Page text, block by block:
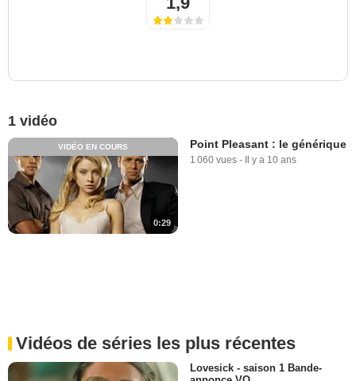
1 vidéo
0:29
VIDÉO EN COURS Point Pleasant : le générique
1 060 vues - Il y a 10 ans
Vidéos de séries les plus récentes
Lovesick - saison 1 Bande-